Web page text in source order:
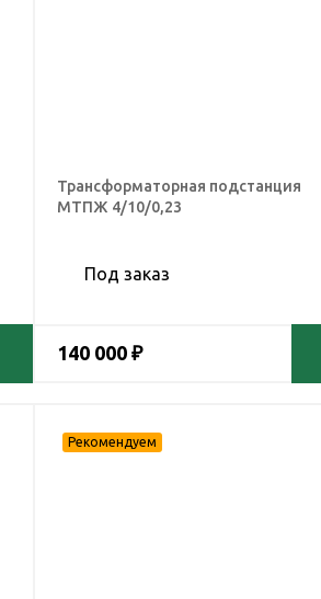
Трансформаторная подстанция
МТПЖ 4/10/0,23
Под заказ
140 000 ₽